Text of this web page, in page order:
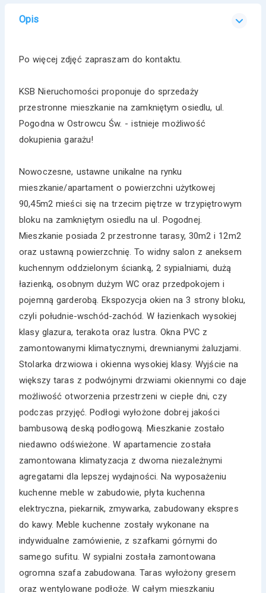
Opis
Po więcej zdjęć zapraszam do kontaktu.
KSB Nieruchomości proponuje do sprzedaży
przestronne mieszkanie na zamkniętym osiedlu, ul.
Pogodna w Ostrowcu Św. - istnieje możliwość
dokupienia garażu!
Nowoczesne, ustawne unikalne na rynku
mieszkanie/apartament o powierzchni użytkowej
90,45m2 mieści się na trzecim piętrze w trzypiętrowym
bloku na zamkniętym osiedlu na ul. Pogodnej.
Mieszkanie posiada 2 przestronne tarasy, 30m2 i 12m2
oraz ustawną powierzchnię. To widny salon z aneksem
kuchennym oddzielonym ścianką, 2 sypialniami, dużą
łazienką, osobnym dużym WC oraz przedpokojem i
pojemną garderobą. Ekspozycja okien na 3 strony bloku,
czyli południe-wschód-zachód. W łazienkach wysokiej
klasy glazura, terakota oraz lustra. Okna PVC z
zamontowanymi klimatycznymi, drewnianymi żaluzjami.
Stolarka drzwiowa i okienna wysokiej klasy. Wyjście na
większy taras z podwójnymi drzwiami okiennymi co daje
możliwość otworzenia przestrzeni w ciepłe dni, czy
podczas przyjęć. Podłogi wyłożone dobrej jakości
bambusową deską podłogową. Mieszkanie zostało
niedawno odświeżone. W apartamencie została
zamontowana klimatyzacja z dwoma niezależnymi
agregatami dla lepszej wydajności. Na wyposażeniu
kuchenne meble w zabudowie, płyta kuchenna
elektryczna, piekarnik, zmywarka, zabudowany ekspres
do kawy. Meble kuchenne zostały wykonane na
indywidualne zamówienie, z szafkami górnymi do
samego sufitu. W sypialni została zamontowana
ogromna szafa zabudowana. Taras wyłożony gresem
oraz wentylowane podłoże. W całym mieszkaniu